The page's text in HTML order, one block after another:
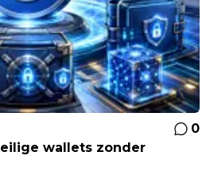
0
wallets zonder